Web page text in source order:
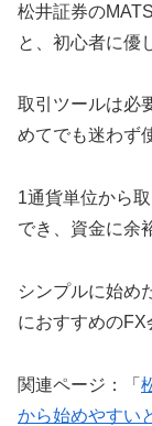
松井証券の
と、初心者に優
取引ツールは必
めてでも迷わず
1通貨単位から
でき、資金に余
シンプルに始め
におすすめのFX
関連ページ：「
から始めやすい